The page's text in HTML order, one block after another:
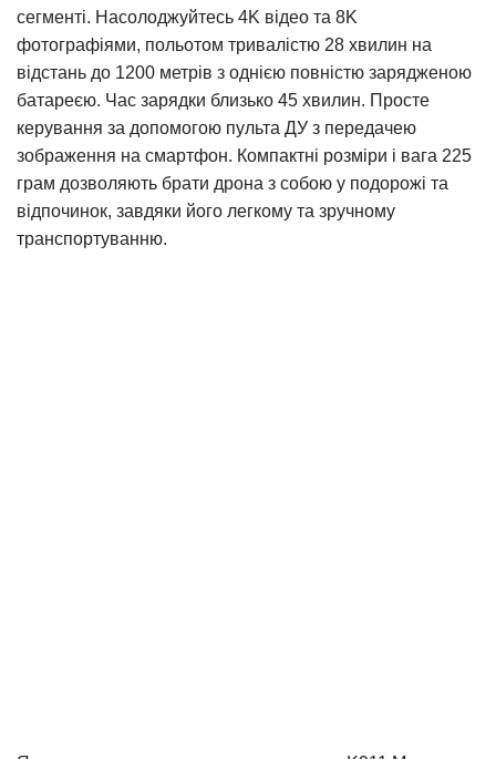
сегменті. Насолоджуйтесь 4K відео та 8K
фотографіями, польотом тривалістю 28 хвилин на
відстань до 1200 метрів з однією повністю зарядженою
батареєю. Час зарядки близько 45 хвилин. Просте
керування за допомогою пульта ДУ з передачею
зображення на смартфон. Компактні розміри і вага 225
грам дозволяють брати дрона з собою у подорожі та
відпочинок, завдяки його легкому та зручному
транспортуванню.